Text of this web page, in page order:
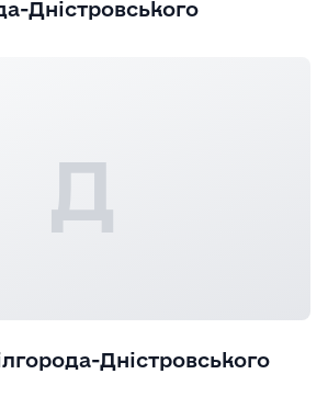
Дністровського
Д
Дністровського